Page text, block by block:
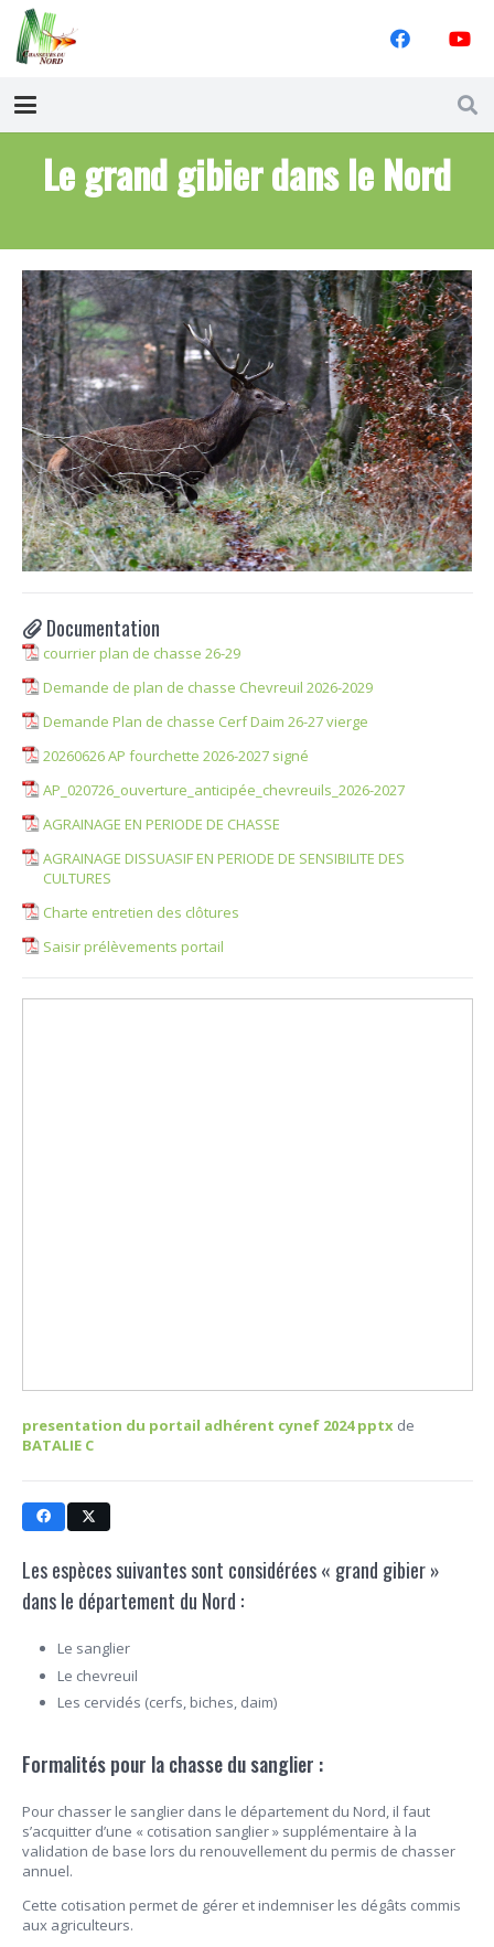
Le grand gibier dans le Nord
Documentation
courrier plan de chasse 26-29
Demande de plan de chasse Chevreuil 2026-2029
Demande Plan de chasse Cerf Daim 26-27 vierge
20260626 AP fourchette 2026-2027 signé
AP_020726_ouverture_anticipée_chevreuils_2026-2027
AGRAINAGE EN PERIODE DE CHASSE
AGRAINAGE DISSUASIF EN PERIODE DE SENSIBILITE DES
CULTURES
Charte entretien des clôtures
Saisir prélèvements portail
presentation du portail adhérent cynef 2024 pptx de
BATALIE C
Les espèces suivantes sont considérées « grand gibier »
dans le département du Nord :
Le sanglier
Le chevreuil
Les cervidés (cerfs, biches, daim)
Formalités pour la chasse du sanglier :
Pour chasser le sanglier dans le département du Nord, il faut
s’acquitter d’une « cotisation sanglier » supplémentaire à la
validation de base lors du renouvellement du permis de chasser
annuel.
Cette cotisation permet de gérer et indemniser les dégâts commis
aux agriculteurs.